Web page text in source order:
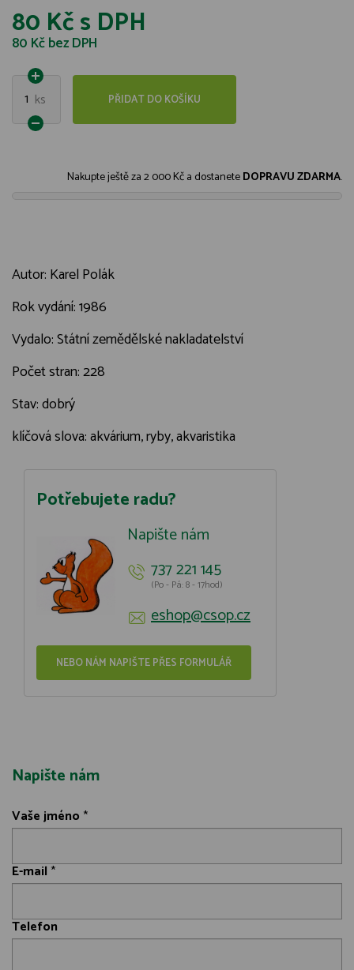
80 Kčs DPH
80 Kčbez DPH
1 ks PŘIDAT DO KOŠÍKU
Nakupte ještě za2 000 Kča dostaneteDOPRAVU ZDARMA.
Autor: Karel Polák
Rok vydání: 1986
Vydalo: Státní zemědělské nakladatelství
Počet stran: 228
Stav: dobrý
klíčová slova: akvárium, ryby, akvaristika
Potřebujete radu?
Napište nám
737 221 145
(Po - Pá: 8 - 17hod)
eshop@csop.cz
NEBO NÁM NAPIŠTE PŘES FORMULÁŘ
Napište nám
Vaše jméno *
E-mail *
Telefon